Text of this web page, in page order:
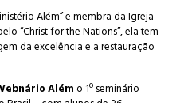
Além” e membra da Igreja
“Christ for the Nations”, ela tem
da excelência e a restauração
Além o 1º seminário